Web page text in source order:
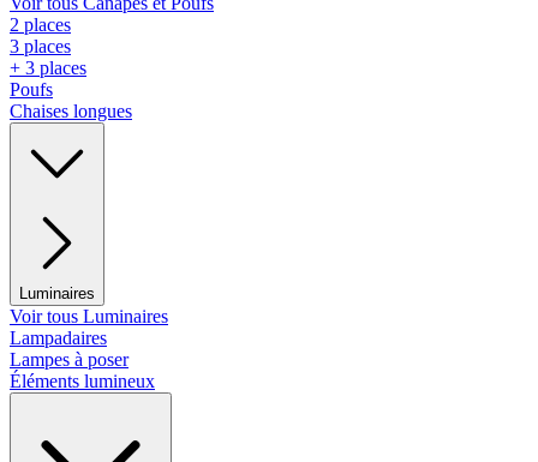
2 places
3 places
+ 3 places
Poufs
Chaises longues
Luminaires
Voir tous Luminaires
Lampadaires
Lampes à poser
Éléments lumineux